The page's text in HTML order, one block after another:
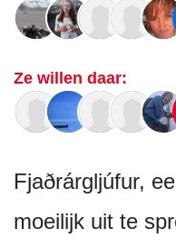
Ze willen daar:
Fjaðrárgljúfur,
moeilijk uit te